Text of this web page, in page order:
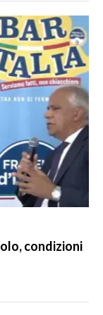
condizioni